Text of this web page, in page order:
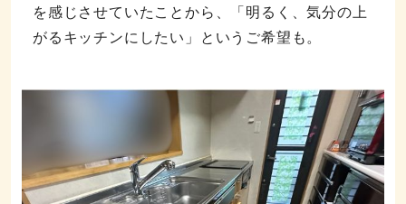
を感じさせていたことから、「明るく、気分の上
がるキッチンにしたい」というご希望も。